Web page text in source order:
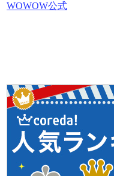
WOWOW公式